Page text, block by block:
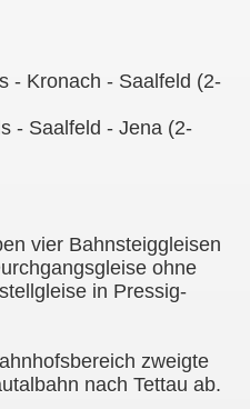
- Kronach - Saalfeld (2-
- Saalfeld - Jena (2-
vier Bahnsteiggleisen
ohne
in Pressig-
zweigte
nach Tettau ab.